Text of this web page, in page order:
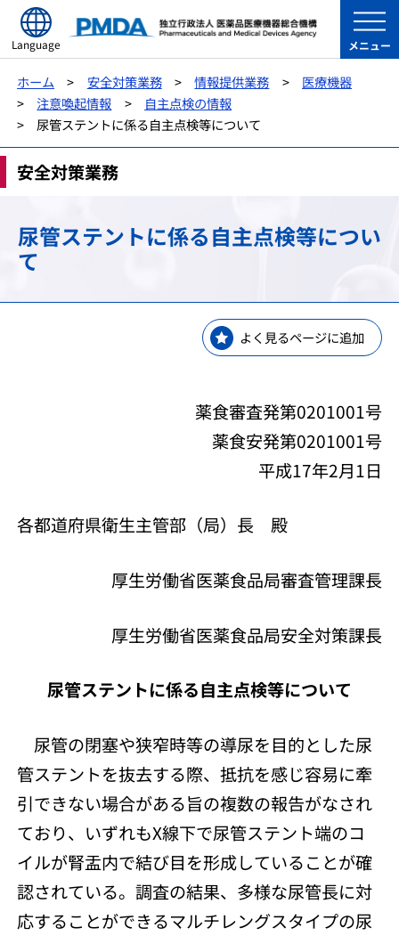
Language メニュー
ホーム 安全対策業務 情報提供業務
医療機器
注意喚起情報
自主点検の情報
尿管ステントに係る自主点検等について
安全対策業務
尿管ステントに係る自主点検等につい
て
よく見るページに追加
薬食審査発第0201001号
薬食安発第0201001号
平成17年2月1日
各都道府県衛生主管部（局）長 殿
厚生労働省医薬食品局審査管理課長
厚生労働省医薬食品局安全対策課長
尿管ステントに係る自主点検等について
尿管の閉塞や狭窄時等の導尿を目的とした尿
管ステントを抜去する際、抵抗を感じ容易に牽
引できない場合がある旨の複数の報告がなされ
ており、いずれもX線下で尿管ステント端のコ
イルが腎盂内で結び目を形成していることが確
認されている。調査の結果、多様な尿管長に対
応することができるマルチレングスタイプの尿